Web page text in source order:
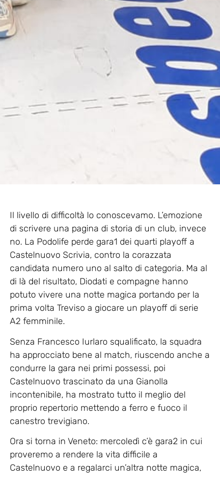
Il livello di difficoltà lo conoscevamo. L’emozione
di scrivere una pagina di storia di un club, invece
no. La Podolife perde gara1 dei quarti playoff a
Castelnuovo Scrivia, contro la corazzata
candidata numero uno al salto di categoria. Ma al
di là del risultato, Diodati e compagne hanno
potuto vivere una notte magica portando per la
prima volta Treviso a giocare un playoff di serie
A2 femminile.
Senza Francesco Iurlaro squalificato, la squadra
ha approcciato bene al match, riuscendo anche a
condurre la gara nei primi possessi, poi
Castelnuovo trascinato da una Gianolla
incontenibile, ha mostrato tutto il meglio del
proprio repertorio mettendo a ferro e fuoco il
canestro trevigiano.
Ora si torna in Veneto: mercoledì c’è gara2 in cui
proveremo a rendere la vita difficile a
Castelnuovo e a regalarci un’altra notte magica,